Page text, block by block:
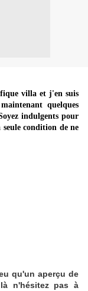
villa et j'en suis
quelques
indulgents pour
condition de ne
qu'un aperçu de
n'hésitez pas à